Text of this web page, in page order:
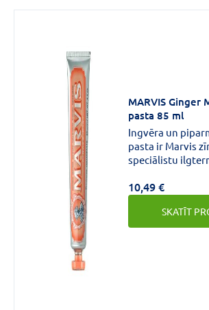
MARVIS Ginger
pasta 85 ml
Ingvēra un
pasta ir Marvis
speciālistu
eksotiska garša
formula, kuras
kam ir spēcīgs,
balinošs efekts.
10,49 €
SKATĪT